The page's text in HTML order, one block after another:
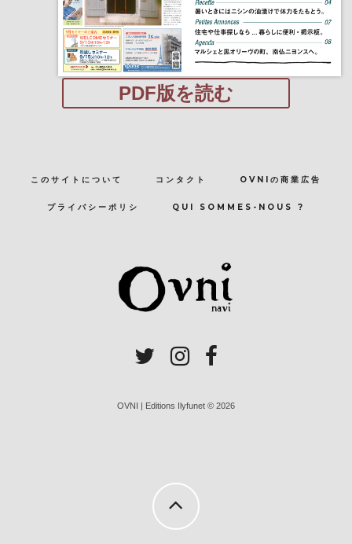
PDF版を読む
このサイトについて コンタクト OVNIの商業広告
プライバシーポリシ QUI SOMMES-NOUS ?
OVNI | Editions Ilyfunet © 2026